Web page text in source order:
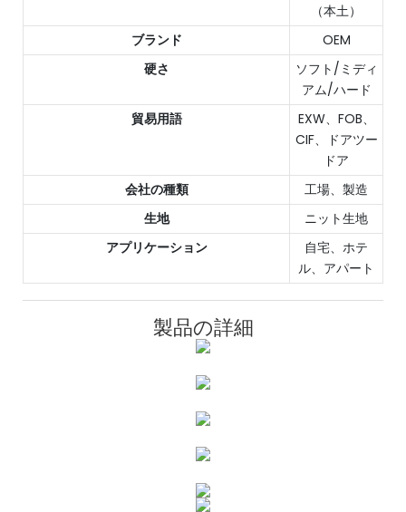
（本土）
ブランド
OEM
硬さ
ソフト/ミディ
アム/ハード
貿易用語
EXW、FOB、
CIF、ドアツー
ドア
会社の種類
工場、製造
生地
ニット生地
アプリケーション
自宅、ホテ
ル、アパート
製品の詳細